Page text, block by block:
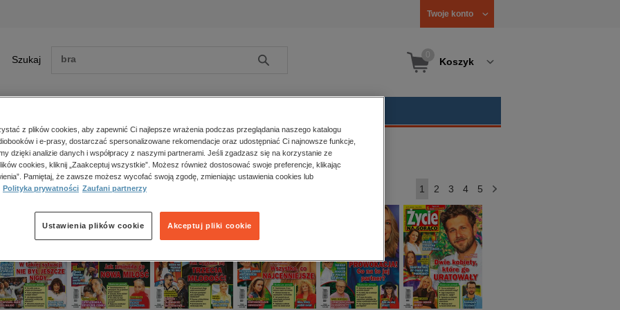
Twoje konto
Szukaj Szukaj Koszyk
Zobacz wszystkie E-prasa
polityka, społeczno-informacyjne
psychologiczne
popularno-naukowe
historia
religie
główna e-prasa kobiece, lifestyle, kultura Życie na gorąco Numery archiwalne
na gorąco
1 2 3 4 5 >
z plików cookies, aby zapewnić Ci najlepsze wrażenia podczas przeglądania naszego katalogu
i e-prasy, dostarczać spersonalizowane rekomendacje oraz udostępniać Ci najnowsze funkcje,
dzięki analizie danych i współpracy z naszymi partnerami. Jeśli zgadzasz się na korzystanie ze
cookies, kliknij „Zaakceptuj wszystkie”. Możesz również dostosować swoje preferencje, klikając
Pamiętaj, że zawsze możesz wycofać swoją zgodę, zmieniając ustawienia cookies lub
Polityka prywatności Zaufani partnerzy
Akceptuj pliki cookie
Ustawienia plików cookie